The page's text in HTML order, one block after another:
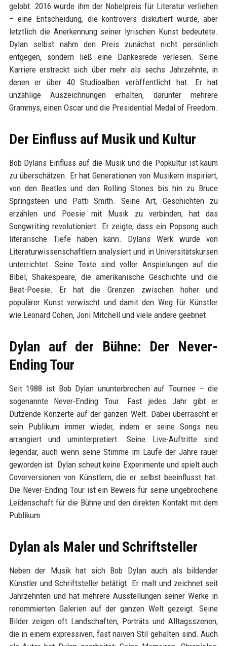
gelobt. 2016 wurde ihm der Nobelpreis für Literatur verliehen
– eine Entscheidung, die kontrovers diskutiert wurde, aber
letztlich die Anerkennung seiner lyrischen Kunst bedeutete.
Dylan selbst nahm den Preis zunächst nicht persönlich
entgegen, sondern ließ eine Dankesrede verlesen. Seine
Karriere erstreckt sich über mehr als sechs Jahrzehnte, in
denen er über 40 Studioalben veröffentlicht hat. Er hat
unzählige Auszeichnungen erhalten, darunter mehrere
Grammys, einen Oscar und die Presidential Medal of Freedom.
Der Einfluss auf Musik und Kultur
Bob Dylans Einfluss auf die Musik und die Popkultur ist kaum
zu überschätzen. Er hat Generationen von Musikern inspiriert,
von den Beatles und den Rolling Stones bis hin zu Bruce
Springsteen und Patti Smith. Seine Art, Geschichten zu
erzählen und Poesie mit Musik zu verbinden, hat das
Songwriting revolutioniert. Er zeigte, dass ein Popsong auch
literarische Tiefe haben kann. Dylans Werk wurde von
Literaturwissenschaftlern analysiert und in Universitätskursen
unterrichtet. Seine Texte sind voller Anspielungen auf die
Bibel, Shakespeare, die amerikanische Geschichte und die
Beat-Poesie. Er hat die Grenzen zwischen hoher und
populärer Kunst verwischt und damit den Weg für Künstler
wie Leonard Cohen, Joni Mitchell und viele andere geebnet.
Dylan auf der Bühne: Der Never-
Ending Tour
Seit 1988 ist Bob Dylan ununterbrochen auf Tournee – die
sogenannte Never-Ending Tour. Fast jedes Jahr gibt er
Dutzende Konzerte auf der ganzen Welt. Dabei überrascht er
sein Publikum immer wieder, indem er seine Songs neu
arrangiert und uminterpretiert. Seine Live-Auftritte sind
legendär, auch wenn seine Stimme im Laufe der Jahre rauer
geworden ist. Dylan scheut keine Experimente und spielt auch
Coverversionen von Künstlern, die er selbst beeinflusst hat.
Die Never-Ending Tour ist ein Beweis für seine ungebrochene
Leidenschaft für die Bühne und den direkten Kontakt mit dem
Publikum.
Dylan als Maler und Schriftsteller
Neben der Musik hat sich Bob Dylan auch als bildender
Künstler und Schriftsteller betätigt. Er malt und zeichnet seit
Jahrzehnten und hat mehrere Ausstellungen seiner Werke in
renommierten Galerien auf der ganzen Welt gezeigt. Seine
Bilder zeigen oft Landschaften, Porträts und Alltagsszenen,
die in einem expressiven, fast naiven Stil gehalten sind. Auch